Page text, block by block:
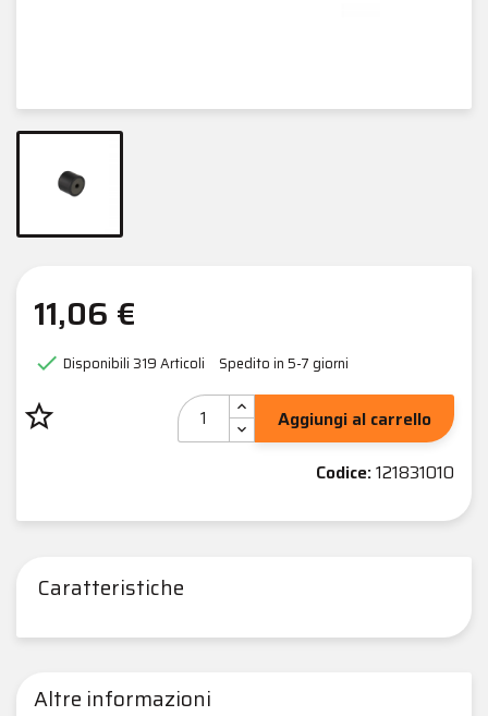
11,06 €
 Disponibili319 Articoli Spedito in 5-7 giorni
star_border
Aggiungi al carrello
Codice:121831010
Caratteristiche
Altre informazioni